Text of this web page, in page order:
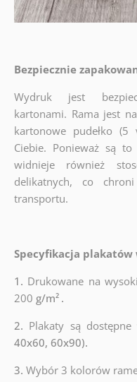
Bezpiecznie
Wydruk jest
kartonami. Rama jest
kartonowe pudełko (5
Ciebie. Ponieważ są
widnieje również
delikatnych, co
transportu.
Specyfikacja plakatów
1. Drukowane na
200 g/m² .
2. Plakaty są
40x60, 60x90).
3. Wybór 3 kolorów